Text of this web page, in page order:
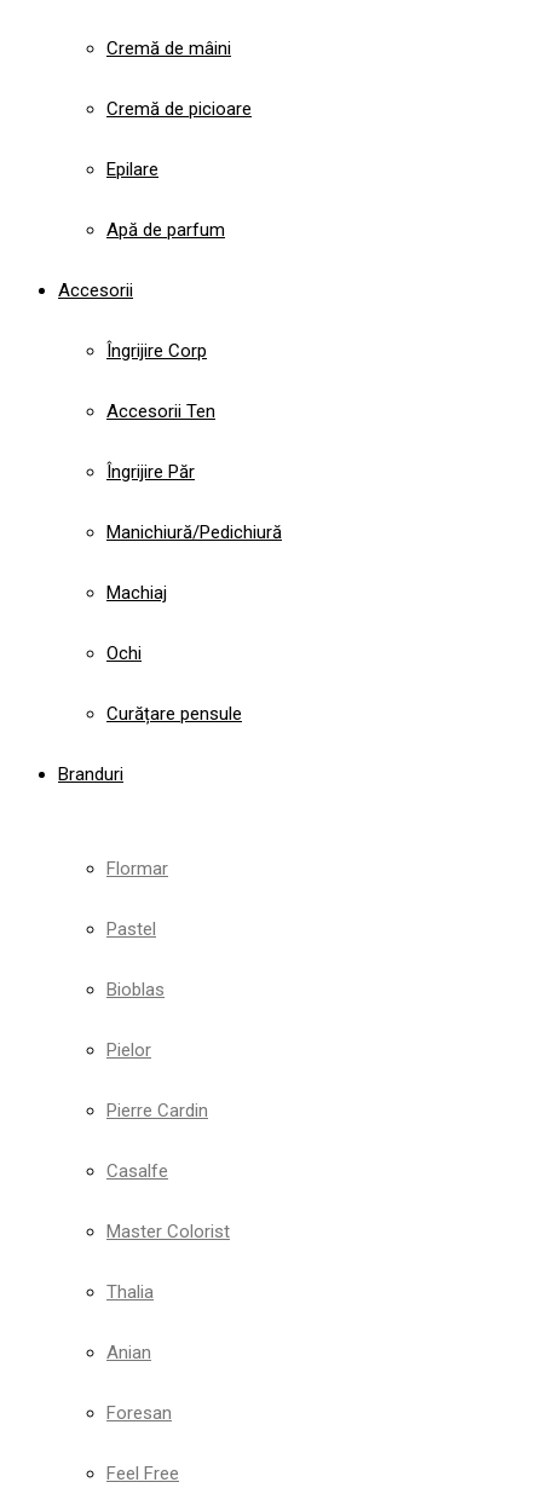
Cremă de mâini
Cremă de picioare
Epilare
Apă de parfum
Accesorii
Îngrijire Corp
Accesorii Ten
Îngrijire Păr
Manichiură/Pedichiură
Machiaj
Ochi
Curățare pensule
Branduri
Flormar
Pastel
Bioblas
Pielor
Pierre Cardin
Casalfe
Master Colorist
Thalia
Anian
Foresan
Feel Free